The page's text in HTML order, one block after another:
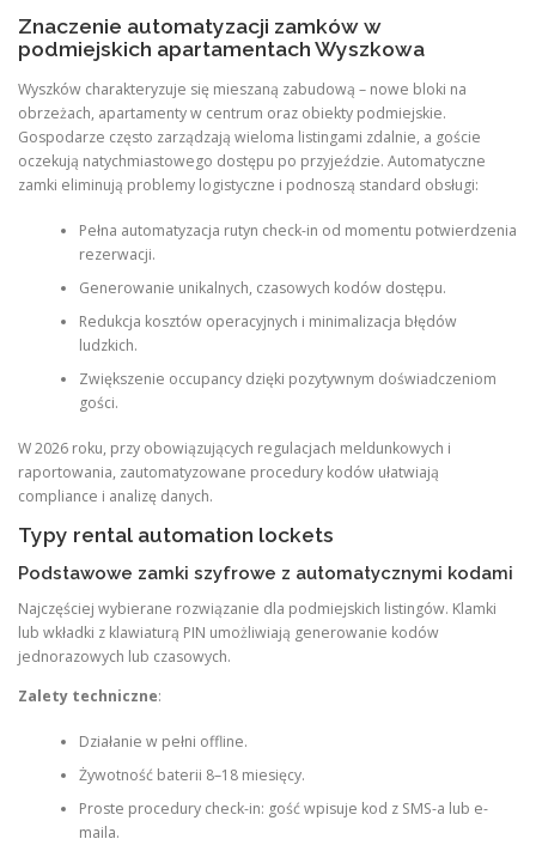
Znaczenie automatyzacji zamków w
podmiejskich apartamentach Wyszkowa
Wyszków charakteryzuje się mieszaną zabudową – nowe bloki na
obrzeżach, apartamenty w centrum oraz obiekty podmiejskie.
Gospodarze często zarządzają wieloma listingami zdalnie, a goście
oczekują natychmiastowego dostępu po przyjeździe. Automatyczne
zamki eliminują problemy logistyczne i podnoszą standard obsługi:
Pełna automatyzacja rutyn check-in od momentu potwierdzenia
rezerwacji.
Generowanie unikalnych, czasowych kodów dostępu.
Redukcja kosztów operacyjnych i minimalizacja błędów
ludzkich.
Zwiększenie occupancy dzięki pozytywnym doświadczeniom
gości.
W 2026 roku, przy obowiązujących regulacjach meldunkowych i
raportowania, zautomatyzowane procedury kodów ułatwiają
compliance i analizę danych.
Typy rental automation lockets
Podstawowe zamki szyfrowe z automatycznymi kodami
Najczęściej wybierane rozwiązanie dla podmiejskich listingów. Klamki
lub wkładki z klawiaturą PIN umożliwiają generowanie kodów
jednorazowych lub czasowych.
Zalety techniczne:
Działanie w pełni offline.
Żywotność baterii 8–18 miesięcy.
Proste procedury check-in: gość wpisuje kod z SMS-a lub e-
maila.